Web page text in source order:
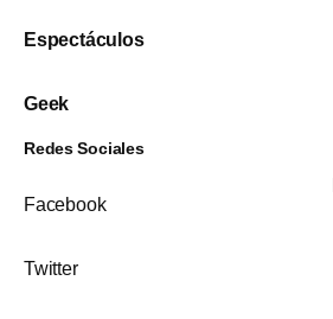
Espectáculos
Geek
Redes Sociales
Facebook
Twitter